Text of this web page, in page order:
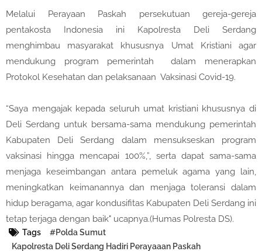
Melalui Perayaan Paskah persekutuan gereja-gereja
pentakosta Indonesia ini Kapolresta Deli Serdang
menghimbau masyarakat khususnya Umat Kristiani agar
mendukung program pemerintah dalam menerapkan
Protokol Kesehatan dan pelaksanaan Vaksinasi Covid-19.
“Saya mengajak kepada seluruh umat kristiani khususnya di
Deli Serdang untuk bersama-sama mendukung pemerintah
Kabupaten Deli Serdang dalam mensukseskan program
vaksinasi hingga mencapai 100%,”, serta dapat sama-sama
menjaga keseimbangan antara pemeluk agama yang lain,
meningkatkan keimanannya dan menjaga toleransi dalam
hidup beragama, agar kondusifitas Kabupaten Deli Serdang ini
tetap terjaga dengan baik" ucapnya.(Humas Polresta DS).
Tags
#Polda Sumut
Kapolresta Deli Serdang Hadiri Perayaaan Paskah